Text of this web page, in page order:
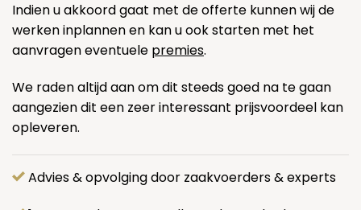
Indien u akkoord gaat met de offerte kunnen wij de
werken inplannen en kan u ook starten met het
aanvragen eventuele premies.
We raden altijd aan om dit steeds goed na te gaan
aangezien dit een zeer interessant prijsvoordeel kan
opleveren.
Advies & opvolging door zaakvoerders & experts